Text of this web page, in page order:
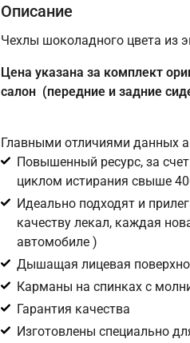
Описание
Чехлы шоколадного цвета из
Цена указана за комплект
салон (передние и задние
Главными отличиями данных
Повышенный ресурс, за
циклом истирания свыше
Идеально подходят и
качеству лекал, каждая
автомобиле )
Дышащая лицевая
Карманы на спинках с
Гарантия качества
Изготовлены специально